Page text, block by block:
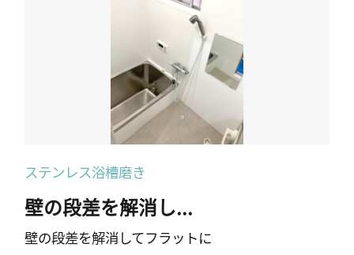
ステンレス浴槽磨き
壁の段差を解消し...
壁の段差を解消してフラットに